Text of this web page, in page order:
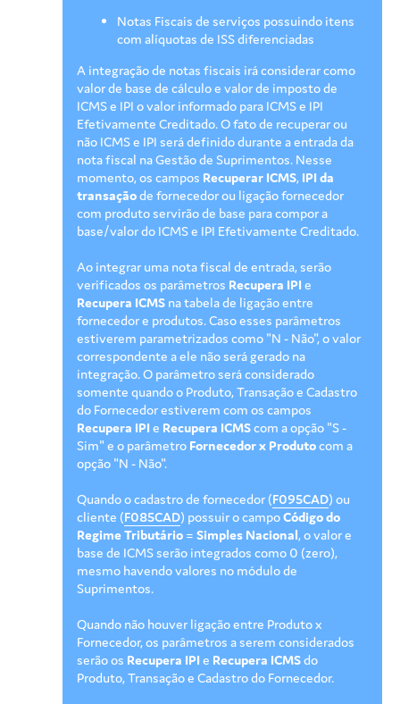
Notas Fiscais de serviços possuindo itens
com alíquotas de ISS diferenciadas
A integração de notas fiscais irá considerar como
valor de base de cálculo e valor de imposto de
ICMS e IPI o valor informado para ICMS e IPI
Efetivamente Creditado. O fato de recuperar ou
não ICMS e IPI será definido durante a entrada da
nota fiscal na Gestão de Suprimentos. Nesse
momento, os campos Recuperar ICMS, IPI da
transaçãode fornecedor ou ligação fornecedor
com produto servirão de base para compor a
base/valor do ICMS e IPI Efetivamente Creditado.
Ao integrar uma nota fiscal de entrada, serão
verificados os parâmetros Recupera IPI e
Recupera ICMS na tabela de ligação entre
fornecedor e produtos. Caso esses parâmetros
estiverem parametrizados como "N - Não", o valor
correspondente a ele não será gerado na
integração. O parâmetro será considerado
somente quando o Produto, Transação e Cadastro
do Fornecedor estiverem com os campos
Recupera IPI e Recupera ICMScom a opção "S -
Sim" e o parâmetro Fornecedor x Produtocom a
opção "N - Não".
Quando o cadastro de fornecedor (F095CAD) ou
cliente (F085CAD) possuir o campoCódigo do
Regime Tributário = Simples Nacional, o valor e
base de ICMS serão integrados como 0 (zero),
mesmo havendo valores no módulo de
Suprimentos.
Quando não houver ligação entre Produto x
Fornecedor, os parâmetros a serem considerados
serão os Recupera IPI e Recupera ICMSdo
Produto, Transação e Cadastro do Fornecedor.